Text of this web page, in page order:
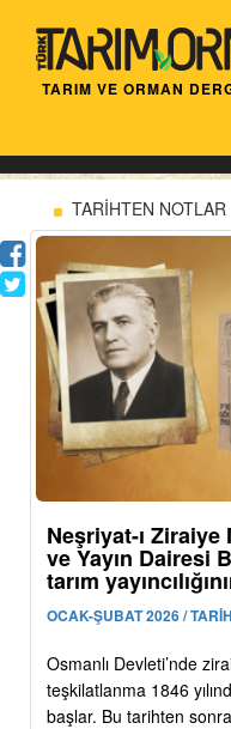
TARIM VE ORMAN
TARİHTEN NOTLAR
Neşriyat-ı
ve Yayın Dairesi
tarım
OCAK-ŞUBAT 2026 /
Osmanlı Devleti’nde
teşkilatlanma 1846
başlar. Bu tarihten